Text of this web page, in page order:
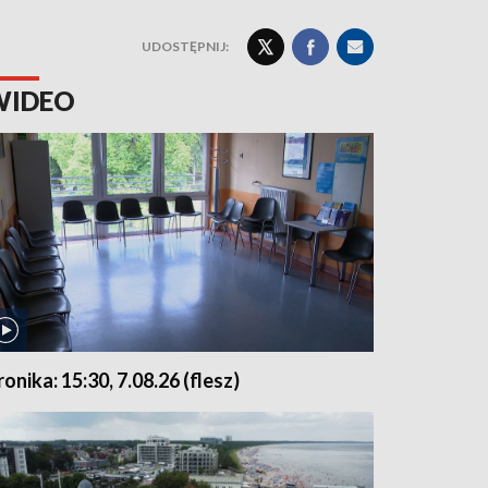
UDOSTĘPNIJ:
15:30, 7.08.26 (flesz)